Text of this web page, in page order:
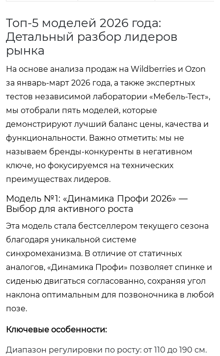
Топ-5 моделей 2026 года:
Детальный разбор лидеров
рынка
На основе анализа продаж на Wildberries и Ozon
за январь-март 2026 года, а также экспертных
тестов независимой лаборатории «Мебель-Тест»,
мы отобрали пять моделей, которые
демонстрируют лучший баланс цены, качества и
функциональности. Важно отметить: мы не
называем бренды-конкуренты в негативном
ключе, но фокусируемся на технических
преимуществах лидеров.
Модель №1: «Динамика Профи 2026» —
Выбор для активного роста
Эта модель стала бестселлером текущего сезона
благодаря уникальной системе
синхромеханизма. В отличие от статичных
аналогов, «Динамика Профи» позволяет спинке и
сиденью двигаться согласованно, сохраняя угол
наклона оптимальным для позвоночника в любой
позе.
Ключевые особенности:
Диапазон регулировки по росту: от 110 до 190 см.